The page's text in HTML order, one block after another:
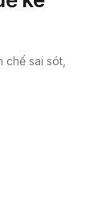
sai sót,